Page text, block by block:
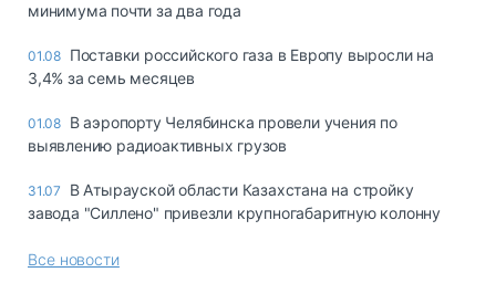
минимума почти за два года
01.08 Поставки российского газа в Европу выросли на
3,4% за семь месяцев
01.08 В аэропорту Челябинска провели учения по
выявлению радиоактивных грузов
31.07
В Атырауской области Казахстана на стройку
завода "Силлено" привезли крупногабаритную колонну
Все новости